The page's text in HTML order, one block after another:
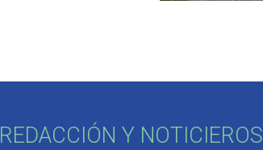
REDACCIÓN Y NOTICIEROS